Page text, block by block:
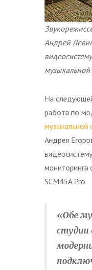
Андрей
музыкальной
На
работа по
музыкальной
Андрея
мониторинга
SCM45A Pro.
«Обе
студии